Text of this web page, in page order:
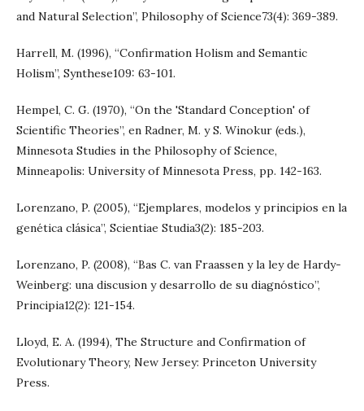
and Natural Selection”, Philosophy of Science73(4): 369-389.
Harrell, M. (1996), “Confirmation Holism and Semantic
Holism”, Synthese109: 63-101.
Hempel, C. G. (1970), “On the 'Standard Conception' of
Scientific Theories”, en Radner, M. y S. Winokur (eds.),
Minnesota Studies in the Philosophy of Science,
Minneapolis: University of Minnesota Press, pp. 142-163.
Lorenzano, P. (2005), “Ejemplares, modelos y principios en la
genética clásica”, Scientiae Studia3(2): 185-203.
Lorenzano, P. (2008), “Bas C. van Fraassen y la ley de Hardy-
Weinberg: una discusion y desarrollo de su diagnóstico”,
Principia12(2): 121-154.
Lloyd, E. A. (1994), The Structure and Confirmation of
Evolutionary Theory, New Jersey: Princeton University
Press.